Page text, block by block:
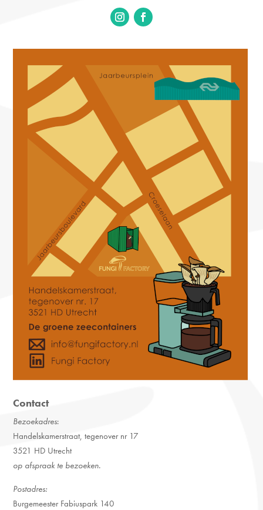
Contact
Bezoekadres:
Handelskamerstraat, tegenover nr 17
3521 HD Utrecht
op afspraak te bezoeken.
Postadres:
Burgemeester Fabiuspark 140